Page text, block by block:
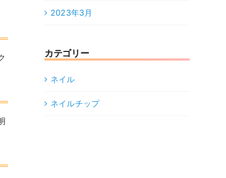
2023年3月
カテゴリー
ネイル
ネイルチップ